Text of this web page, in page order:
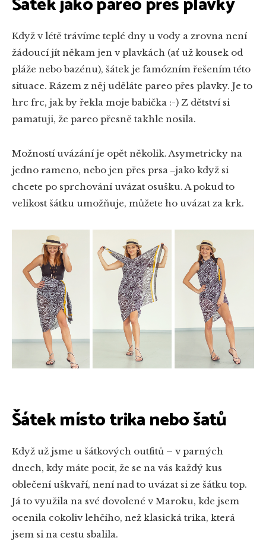
Když v létě trávíme teplé dny u vody a zrovna není
žádoucí jít někam jen v plavkách (ať už kousek od
pláže nebo bazénu), šátek je famózním řešením této
situace. Rázem z něj uděláte pareo přes plavky. Je to
hrc frc, jak by řekla moje babička :-) Z dětství si
pamatuji, že pareo přesně takhle nosila.
Možností uvázání je opět několik. Asymetricky na
jedno rameno, nebo jen přes prsa ‒jako když si
chcete po sprchování uvázat osušku. A pokud to
velikost šátku umožňuje, můžete ho uvázat za krk.
Šátek místo trika nebo šatů
Když už jsme u šátkových outfitů – v parných
dnech, kdy máte pocit, že se na vás každý kus
oblečení uškvaří, není nad to uvázat si ze šátku top.
Já to využila na své dovolené v Maroku, kde jsem
ocenila cokoliv lehčího, než klasická trika, která
jsem si na cestu sbalila.